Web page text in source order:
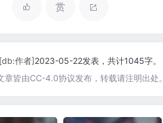
赏
[db:作者]2023-05-22发表，共计1045字。
章皆由CC-4.0协议发布，转载请注明出处。